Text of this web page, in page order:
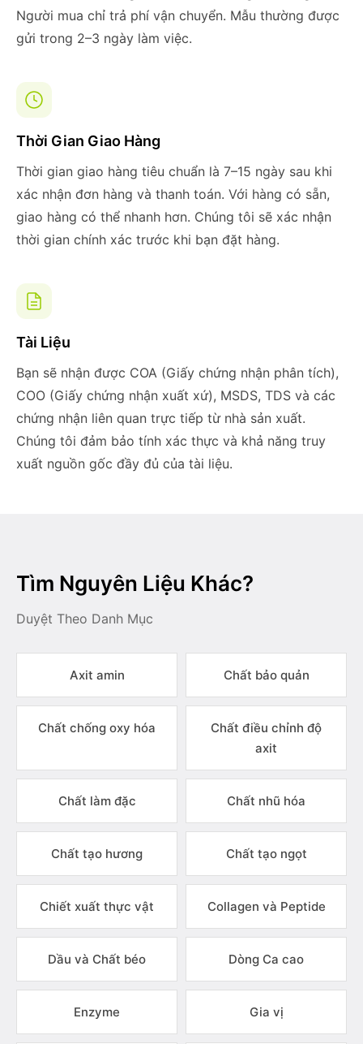
Người mua chỉ trả phí vận chuyển. Mẫu thường được
gửi trong 2–3 ngày làm việc.
Thời Gian Giao Hàng
Thời gian giao hàng tiêu chuẩn là 7–15 ngày sau khi
xác nhận đơn hàng và thanh toán. Với hàng có sẵn,
giao hàng có thể nhanh hơn. Chúng tôi sẽ xác nhận
thời gian chính xác trước khi bạn đặt hàng.
Tài Liệu
Bạn sẽ nhận được COA (Giấy chứng nhận phân tích),
COO (Giấy chứng nhận xuất xứ), MSDS, TDS và các
chứng nhận liên quan trực tiếp từ nhà sản xuất.
Chúng tôi đảm bảo tính xác thực và khả năng truy
xuất nguồn gốc đầy đủ của tài liệu.
Tìm Nguyên Liệu Khác?
Duyệt Theo Danh Mục
Axit amin Chất bảo quản
Chất chống oxy hóa
Chất điều chỉnh độ
axit
Chất làm đặc Chất nhũ hóa
Chất tạo hương Chất tạo ngọt
Chiết xuất thực vật Collagen và Peptide
Dầu và Chất béo Dòng Ca cao
Enzyme Gia vị